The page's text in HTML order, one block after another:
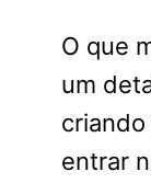
O que
um
entrar